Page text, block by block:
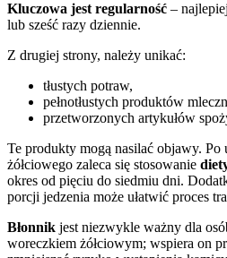
Kluczowa jest regularność –
lub sześć razy dziennie.
Z drugiej strony, należy unikać:
tłustych potraw,
pełnotłustych produktów
przetworzonych artykułów
Te produkty mogą nasilać objawy. Po
żółciowego zaleca się stosowanie
okres od pięciu do siedmiu dni.
porcji jedzenia może ułatwić proces
Błonnik jest niezwykle ważny dla
woreczkiem żółciowym; wspiera on